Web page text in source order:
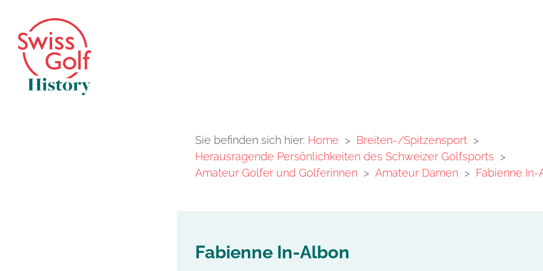
Sie befinden sich hier: Home > Breiten-/Spitzensport >
Herausragende Persönlichkeiten des Schweizer Golfsports >
Amateur Golfer und Golferinnen > Amateur Damen > Fabienne In-
Fabienne In-Albon